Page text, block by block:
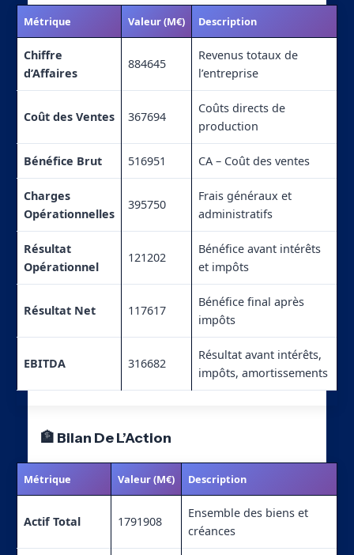
Métrique Valeur (M€) Description
Chiffre
d’Affaires
884645
Revenus totaux de
l’entreprise
Coût des Ventes 367694
Coûts directs de
production
Bénéfice Brut 516951 CA – Coût des ventes
Charges
Opérationnelles
395750
Frais généraux et
administratifs
Résultat
Opérationnel
121202
Bénéfice avant intérêts
et impôts
Résultat Net 117617
Bénéfice final après
impôts
EBITDA 316682
Résultat avant intérêts,
impôts, amortissements
🏦 Bilan De L’Action
Métrique Valeur (M€) Description
Actif Total 1791908
Ensemble des biens et
créances